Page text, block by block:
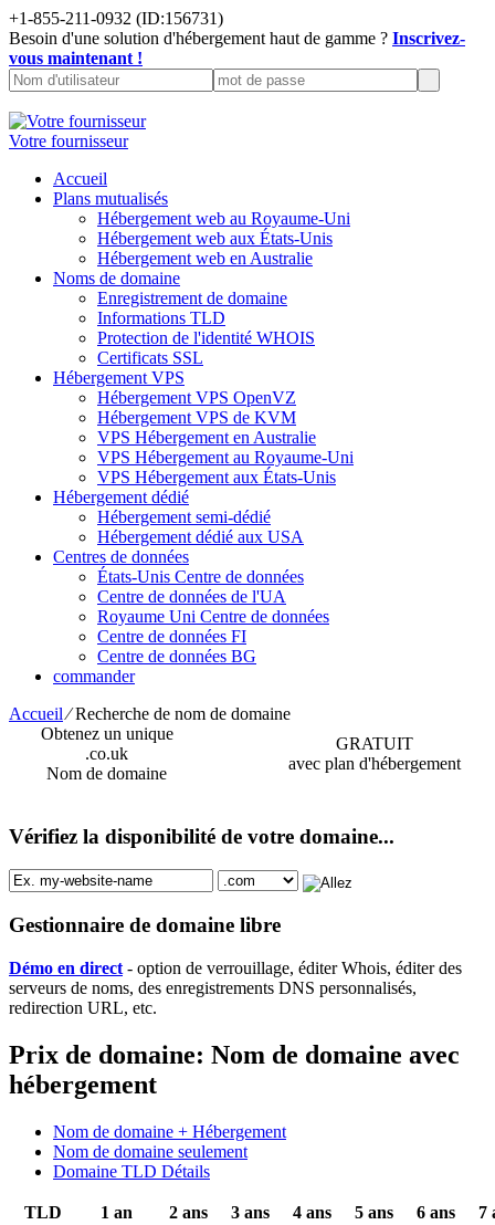
+1-855-211-0932 (ID:156731)
Besoin d'une solution d'hébergement haut de gamme ? Inscrivez-
vous maintenant !
Votre fournisseur
Accueil
Plans mutualisés
Hébergement web au Royaume-Uni
Hébergement web aux États-Unis
Hébergement web en Australie
Noms de domaine
Enregistrement de domaine
Informations TLD
Protection de l'identité WHOIS
Certificats SSL
Hébergement VPS
Hébergement VPS OpenVZ
Hébergement VPS de KVM
VPS Hébergement en Australie
VPS Hébergement au Royaume-Uni
VPS Hébergement aux États-Unis
Hébergement dédié
Hébergement semi-dédié
Hébergement dédié aux USA
Centres de données
États-Unis Centre de données
Centre de données de l'UA
Royaume Uni Centre de données
Centre de données FI
Centre de données BG
commander
Accueil⁄Recherche de nom de domaine
Obtenez un unique
.co.uk
Nom de domaine
GRATUIT
avec plan d'hébergement
Vérifiez la disponibilité de votre domaine...
Gestionnaire de domaine libre
Démo en direct - option de verrouillage, éditer Whois, éditer des
serveurs de noms, des enregistrements DNS personnalisés,
redirection URL, etc.
Prix de domaine: Nom de domaine avec
hébergement
Nom de domaine + Hébergement
Nom de domaine seulement
Domaine TLD Détails
TLD 1 an 2 ans 3 ans 4 ans 5 ans 6 ans
7